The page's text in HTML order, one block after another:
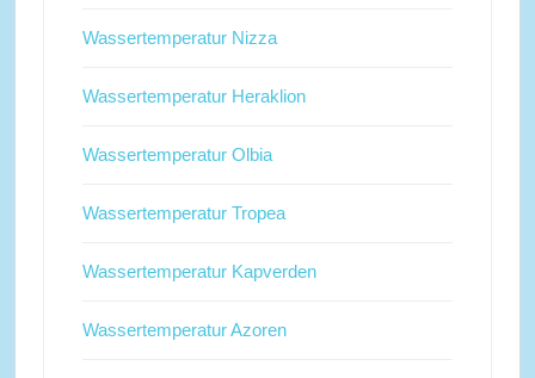
Wassertemperatur Nizza
Wassertemperatur Heraklion
Wassertemperatur Olbia
Wassertemperatur Tropea
Wassertemperatur Kapverden
Wassertemperatur Azoren